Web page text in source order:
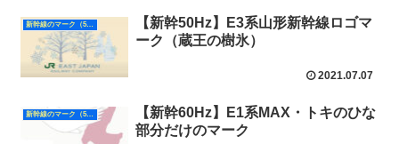
新幹線のマーク（50Hz）
【新幹50Hz】E3系山形新幹線ロゴマ
ーク（蔵王の樹氷）
2021.07.07
新幹線のマーク（50Hz）
【新幹60Hz】E1系MAX・トキのひな
部分だけのマーク